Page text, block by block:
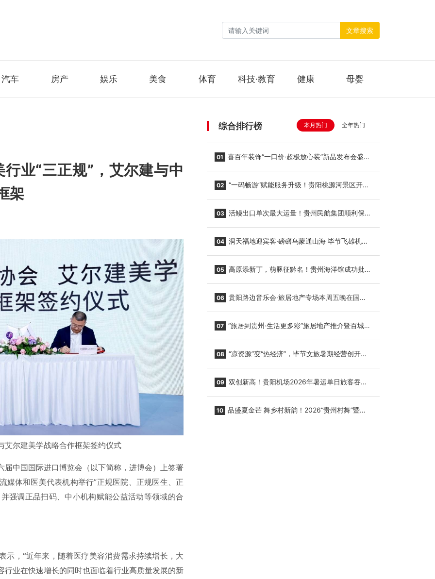
文章搜索
汽车 房产 娱乐 美食 体育 科技·教育 健康 母婴
业“三正规”，艾尔建与中
架
艾尔建美学战略合作框架签约仪式
中国国际进口博览会（以下简称，进博会）上签署
媒体和医美代表机构举行”正规医院、正规医生、正
强调正品扫码、中小机构赋能公益活动等领域的合
示， “近年来，随着医疗美容消费需求持续增长，大
业在快速增长的同时也面临着行业高质量发展的新
综合排行榜 本月热门 全年热门
01 喜百年装饰“一口价·超极放心装”新品发布会盛大
02 “一码畅游”赋能服务升级！贵阳桃源河景区开
03 活鳗出口单次最大运量！贵州民航集团顺利保障
04 洞天福地迎宾客·磅礴乌蒙通山海 毕节飞雄机场
05 高原添新丁，萌豚征黔名！贵州海洋馆成功批量
06 贵阳路边音乐会·旅居地产专场本周五晚在国际
07 “旅居到贵州·生活更多彩”旅居地产推介暨百城千
08 “凉资源”变“热经济”，毕节文旅暑期经营创开门
09 双创新高！贵阳机场2026年暑运单日旅客吞吐
10 品盛夏金芒 舞乡村新韵！2026“贵州村舞”暨望